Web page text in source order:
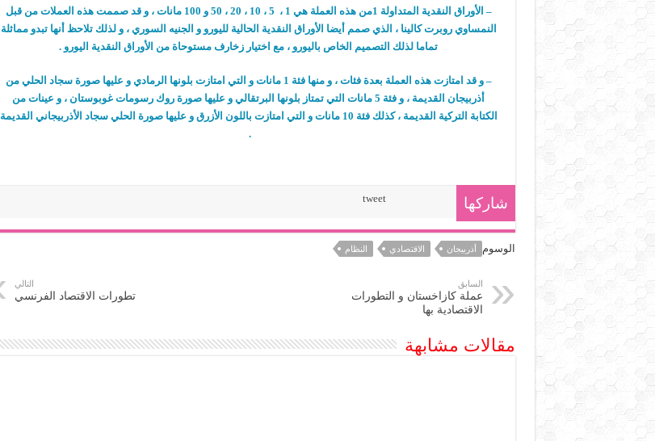
– الأوراق النقدية المتداولة 1من هذه العملة هي 1 ، 5 ، 10 ، 20 ، 50 و 100 مانات ، و قد صممت هذه العملات من قبل
النمساوي روبرت كالينا ، الذي صمم أيضا الأوراق النقدية الحالية لليورو و الجنيه السوري ، و لذلك تلاحظ أنها تبدو مماثلة
تماما لذلك التصميم الخاص باليورو ، مع اختيار زخارف مستوحاة من الأوراق النقدية اليورو .
– و قد امتازت هذه العملة بعدة فئات ، و منها فئة 1 مانات و التي امتازت بلونها الرمادي و عليها صورة سجاد الحلي من
أذربيجان القديمة ، و فئة 5 مانات التي تمتاز بلونها البرتقالي و عليها صورة روك رسومات غوبوستان ، و عينات من
الكتابة التركية القديمة ، كذلك فئة 10 مانات و التي امتازت باللون الأزرق و عليها صورة الحلي سجاد اﻷذربيجاني القديمة
.
شاركها tweet
الوسوم أذربيجان الاقتصادي النظام
السابق
عملة كازاخستان و التطورات
الاقتصادية بها
التالي
تطورات الاقتصاد الفرنسي
مقالات مشابهة